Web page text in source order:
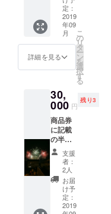
すが、
その施
術を15
分受け
る事が
出来ま
す。
カーニ
目であ
る9月8
日の15
時くら
いに、
特設会
場にて
行いま
す。 ※
主催
者・天
候・ゲ
ストの
定：
2019
年09
月
詳細を見る
こ
の
リ
タ
ー
ン
を
選
択
す
る
30,
000 円
残り3
商品券
に記載
の半田
図書館
前通り
商店街
加盟店
舗にて
お使い
いただ
支援
者：
2人
お届
け予
定：
2019